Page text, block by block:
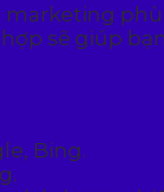
phù
sẽ giúp
Bing.